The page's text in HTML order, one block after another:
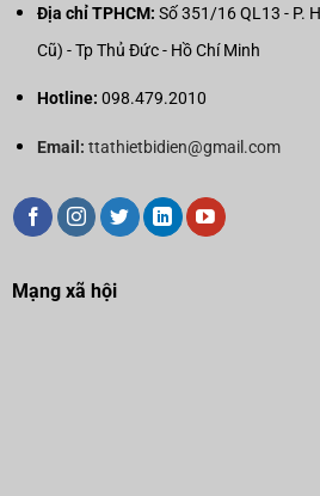
Địa chỉ TPHCM: Số 351/16 QL13 - P.
Cũ) - Tp Thủ Đức - Hồ Chí Minh
Hotline: 098.479.2010
Email: ttathietbidien@gmail.com
Mạng xã hội